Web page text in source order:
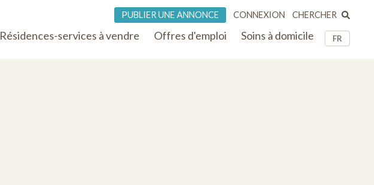
FR
Résidences-services à vendre Offres d'emploi Soins à domicile
PUBLIER UNE ANNONCE CONNEXION CHERCHER